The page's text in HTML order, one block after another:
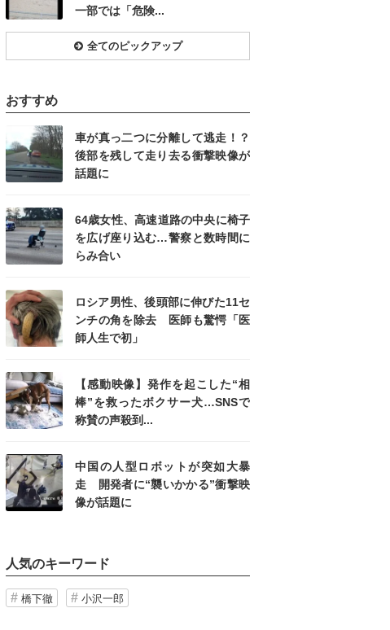
一部では「危険...
全てのピックアップ
おすすめ
車が真っ二つに分離して逃走！？
後部を残して走り去る衝撃映像が
話題に
64歳女性、高速道路の中央に椅子
を広げ座り込む…警察と数時間に
らみ合い
ロシア男性、後頭部に伸びた11セ
ンチの角を除去 医師も驚愕「医
師人生で初」
【感動映像】発作を起こした“相
棒”を救ったボクサー犬…SNSで
称賛の声殺到...
中国の人型ロボットが突如大暴
走 開発者に“襲いかかる”衝撃映
像が話題に
人気のキーワード
橋下徹 小沢一郎